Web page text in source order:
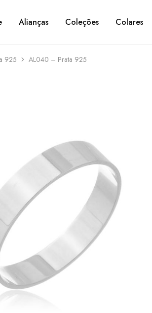
Alianças Coleções Colares
925 AL040 – Prata 925